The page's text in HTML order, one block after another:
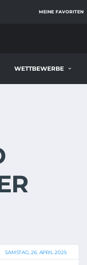
MEINE FAVORITEN
WETTBEWERBE
SAMSTAG, 26. APRIL 2025